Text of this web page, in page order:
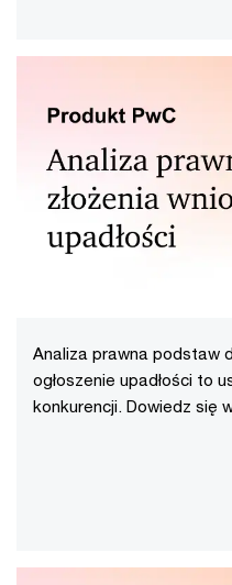
Analiza prawna podstaw
ogłoszenie upadłości to
konkurencji. Dowiedz się